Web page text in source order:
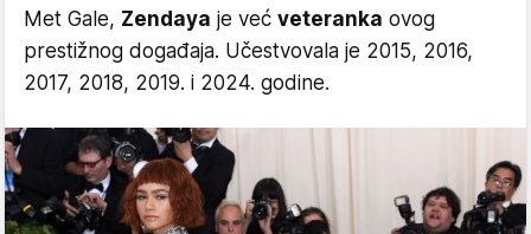
Met Gale, Zendaya je već veteranka ovog
prestižnog događaja. Učestvovala je 2015, 2016,
2017, 2018, 2019. i 2024. godine.